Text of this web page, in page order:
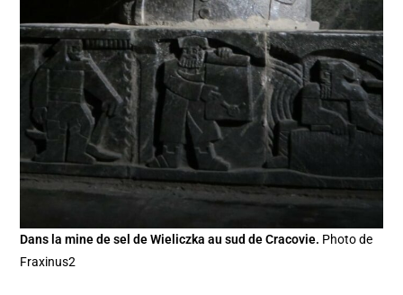
Dans la mine de sel de Wieliczka au sud de Cracovie. Photo de
Fraxinus2